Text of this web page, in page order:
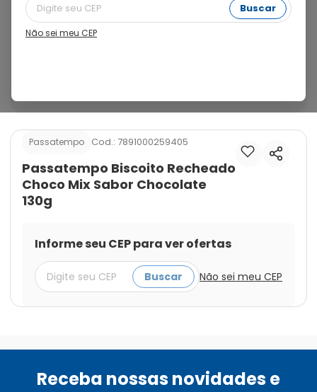
Buscar
Não sei meu CEP
escolher biscoitos recheados para seus filhos, estende
sua qualidade e sabor já reconhecidos para a nova
linha Passatempo® Choco Mix. Além da tradicional
Passatempo Cod.: 7891000259405
Passatempo Biscoito Recheado
Choco Mix Sabor Chocolate
130g
Informe seu CEP para ver ofertas
Buscar Não sei meu CEP
Receba nossas novidades e